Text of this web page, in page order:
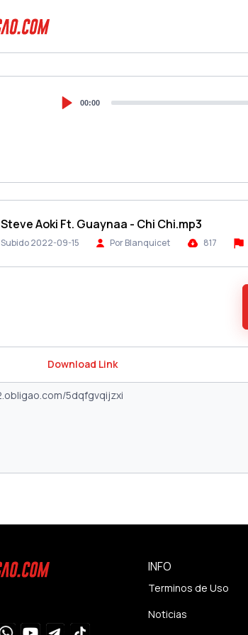
00:00
Steve Aoki Ft. Guaynaa - Chi Chi.mp3
Subido 2022-09-15 Por Blanquicet 817
Download Link
INFO
Terminos de Uso
Noticias